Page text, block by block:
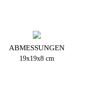
ABMESSUNGEN
19x19x8 cm